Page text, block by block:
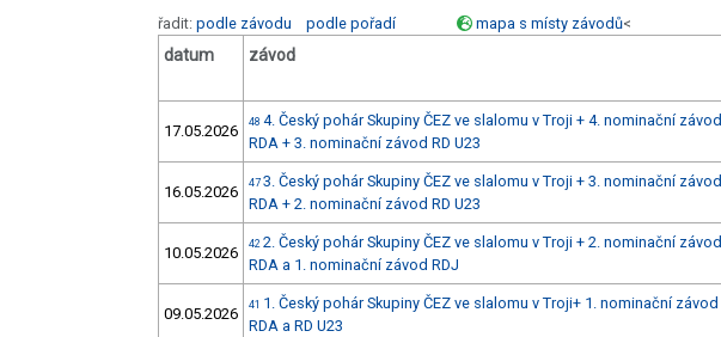
řadit: podle závodu podle pořadí mapa s místy závodů<
datum závod
17.05.2026 48 4. Český pohár Skupiny ČEZ ve slalomu v Troji + 4. nominační závod
RDA + 3. nominační závod RD U23
16.05.2026 47 3. Český pohár Skupiny ČEZ ve slalomu v Troji + 3. nominační závod
RDA + 2. nominační závod RD U23
10.05.2026 42 2. Český pohár Skupiny ČEZ ve slalomu v Troji + 2. nominační závod
RDA a 1. nominační závod RDJ
09.05.2026 41 1. Český pohár Skupiny ČEZ ve slalomu v Troji+ 1. nominační závod
RDA a RD U23